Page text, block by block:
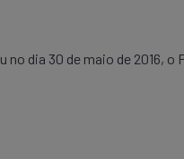
dia 30 de maio de 2016,